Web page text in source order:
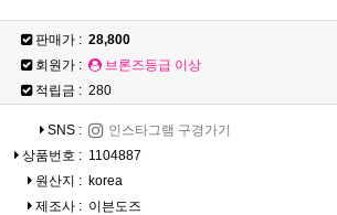
판매가 : 28,800
회원가 :
브론즈등급 이상
적립금 : 280
SNS :
인스타그램 구경가기
상품번호 : 1104887
원산지 : korea
제조사 : 이븐도즈